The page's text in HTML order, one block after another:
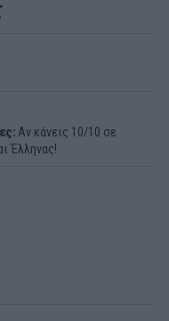
Αν κάνεις 10/10 σε
Έλληνας!